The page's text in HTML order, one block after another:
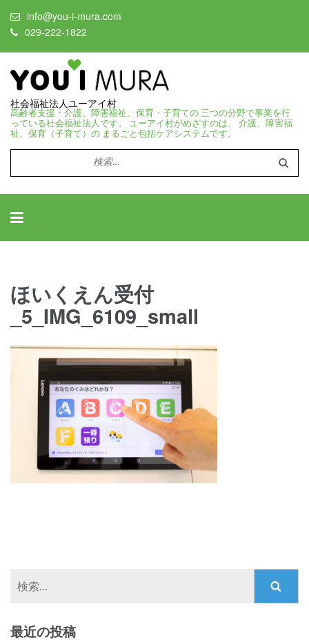
info@you-i-mura.com
029-222-1822
社会福祉法人ユーアイ村
高齢者支援・介護、障害福祉、保育・子育ての 三つの分野で事業を行
っている社会福祉法人です。 ユーアイ村がめざすのは、 介護、障害福
祉、保育（子育て）の まるごと包括ケアシステムです。
検
索:
ほいくえん受付
_5_IMG_6109_small
最近の投稿